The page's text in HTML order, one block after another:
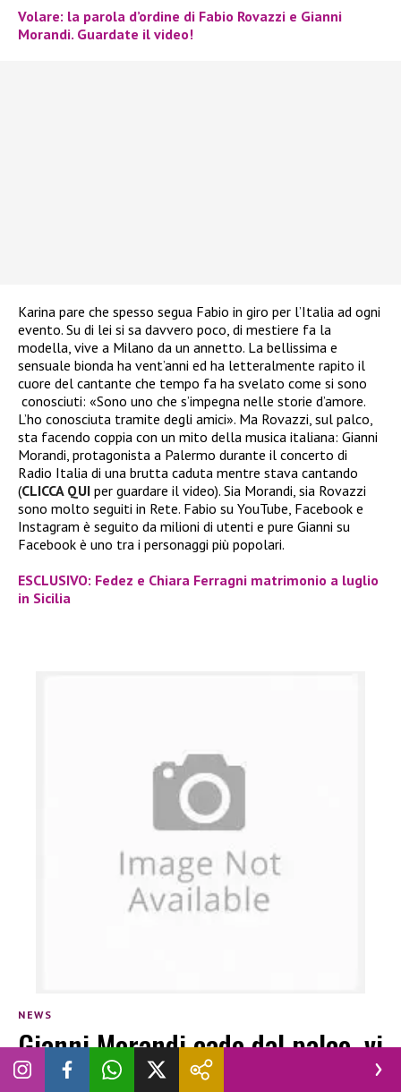
Volare: la parola d’ordine di Fabio Rovazzi e Gianni
Morandi. Guardate il video!
Karina pare che spesso segua Fabio in giro per l’Italia ad ogni
evento. Su di lei si sa davvero poco, di mestiere fa la
modella, vive a Milano da un annetto. La bellissima e
sensuale bionda ha vent’anni ed ha letteralmente rapito il
cuore del cantante che tempo fa ha svelato come si sono
conosciuti: «Sono uno che s’impegna nelle storie d’amore.
L’ho conosciuta tramite degli amici». Ma Rovazzi, sul palco,
sta facendo coppia con un mito della musica italiana: Gianni
Morandi, protagonista a Palermo durante il concerto di
Radio Italia di una brutta caduta mentre stava cantando
(CLICCA QUI per guardare il video). Sia Morandi, sia Rovazzi
sono molto seguiti in Rete. Fabio su YouTube, Facebook e
Instagram è seguito da milioni di utenti e pure Gianni su
Facebook è uno tra i personaggi più popolari.
ESCLUSIVO: Fedez e Chiara Ferragni matrimonio a luglio
in Sicilia
NEWS
Gianni Morandi cade dal palco, vi
sveliamo chi lo ha salvato…